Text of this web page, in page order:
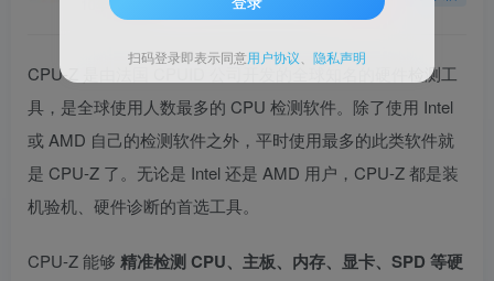
CPU-Z 是由法国 CPUID 公司开发的全球知名的硬件检测工
具，是全球使用人数最多的 CPU 检测软件。除了使用 Intel
或 AMD 自己的检测软件之外，平时使用最多的此类软件就
是 CPU-Z 了。无论是 Intel 还是 AMD 用户，CPU-Z 都是装
机验机、硬件诊断的首选工具。
CPU-Z 能够 精准检测 CPU、主板、内存、显卡、SPD 等硬
扫码登录即表示同意用户协议 隐私声明